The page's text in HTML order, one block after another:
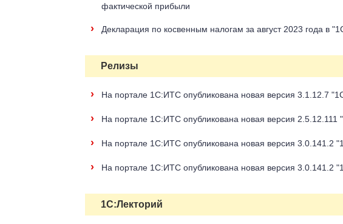
фактической прибыли
› Декларация по косвенным налогам за август 2023 года в
Релизы
› На портале 1С:ИТС опубликована новая версия 3.1.12.7
› На портале 1С:ИТС опубликована новая версия 2.5.12.111
› На портале 1С:ИТС опубликована новая версия 3.0.141.2
› На портале 1С:ИТС опубликована новая версия 3.0.141.2
1С:Лекторий